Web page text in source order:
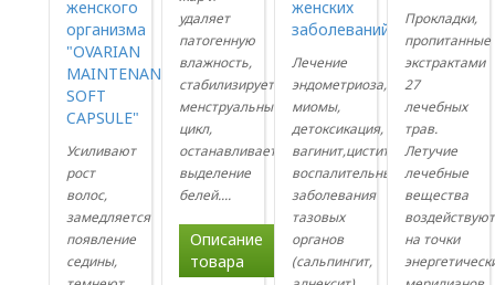
женского
организма
"OVARIAN
MAINTENANCE
SOFT
CAPSULE"
Усиливают
рост
волос,
замедляется
появление
седины,
удаляет
патогенную
влажность,
стабилизирует
менструальный
цикл,
останавливает
выделение
белей....
Описание
товара
женских
заболеваний
Лечение
эндометриоза,
миомы,
детоксикация,
вагинит,цистит,
воспалительные
заболевания
тазовых
органов
(сальпингит,
Прокладки,
пропитанные
экстрактами
27
лечебных
трав.
Летучие
лечебные
вещества
воздействуют
на точки